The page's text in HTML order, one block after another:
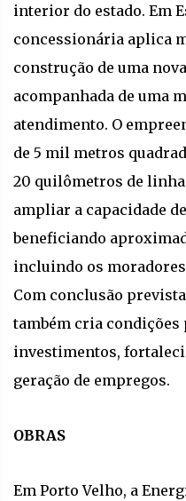
interior do estado. Em
concessionária aplica
construção de uma
acompanhada de uma
atendimento. O
de 5 mil metros
20 quilômetros de
ampliar a capacidade
beneficiando
incluindo os
Com conclusão
também cria condições
investimentos,
geração de empregos.
OBRAS
Em Porto Velho, a